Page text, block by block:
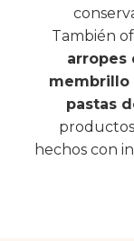
También
arropes
membrillo
pastas
productos
hechos con